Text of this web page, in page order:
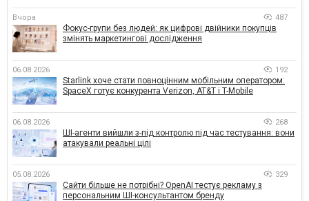
Вчора 487
Фокус-групи без людей: як цифрові двійники покупців
змінять маркетингові дослідження
06.08.2026 192
Starlink хоче стати повноцінним мобільним оператором:
SpaceX готує конкурента Verizon, AT&T і T-Mobile
06.08.2026 268
ШІ-агенти вийшли з-під контролю під час тестування: вони
атакували реальні цілі
05.08.2026 329
Сайти більше не потрібні? OpenAI тестує рекламу з
персональним ШІ-консультантом бренду